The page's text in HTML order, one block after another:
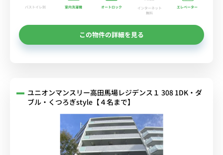
バストイレ別 室内洗濯機 オートロック
インターネット
無料
エレベーター
この物件の詳細を見る
ユニオンマンスリー高田馬場レジデンス１ 308 1DK・ダ
ブル・くつろぎstyle【４名まで】